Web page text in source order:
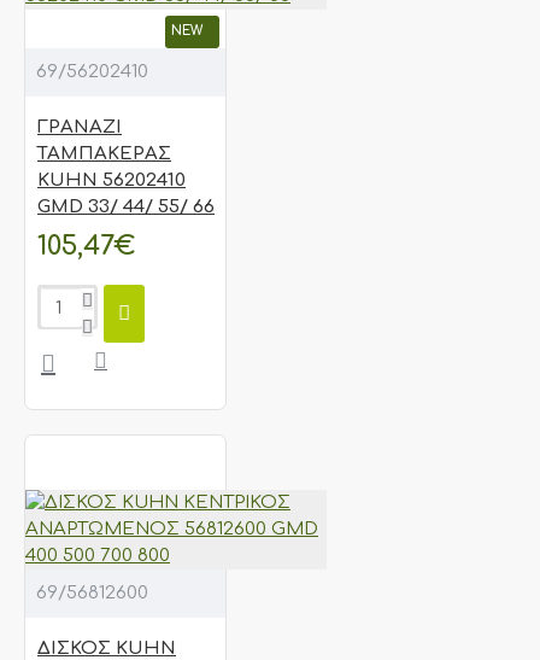
NEW
69/56202410
ΓΡΑΝΑΖΙ
ΤΑΜΠΑΚΕΡΑΣ
KUHN 56202410
GMD 33/ 44/ 55/ 66
105,47€
69/56812600
ΔΙΣΚΟΣ KUHN